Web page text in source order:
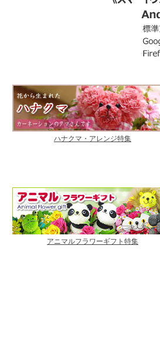
ハナクマ・アレンジ特集
アニマルフラワーギフト特集